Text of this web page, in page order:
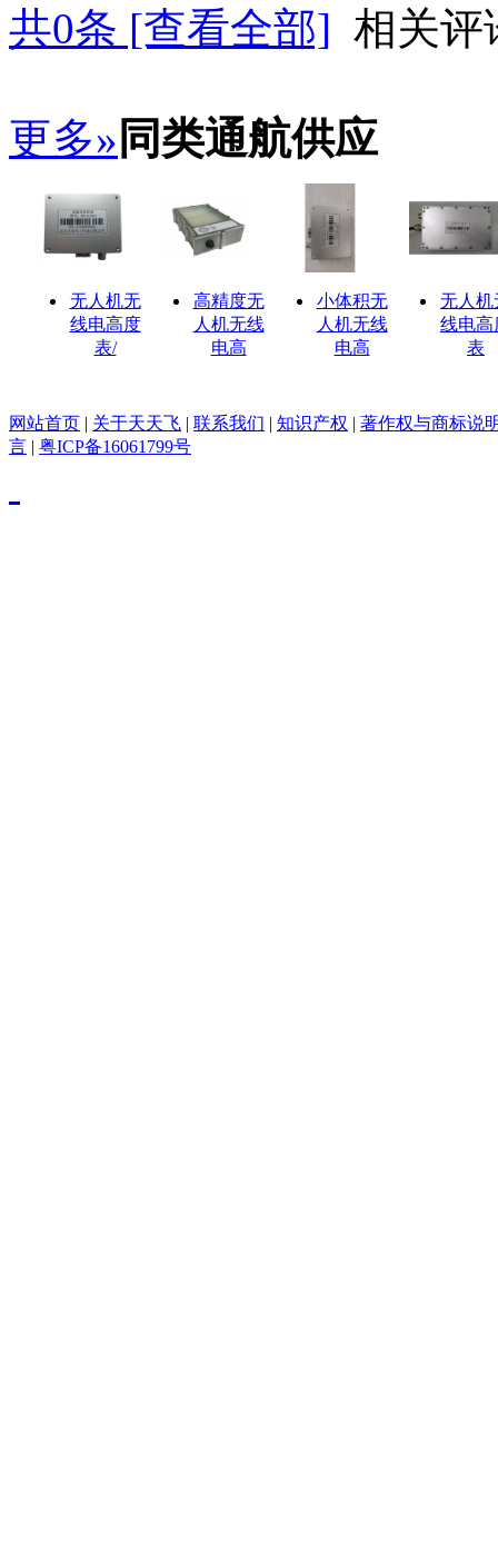
共0条 [查看全部] 相关评
更多» 同类通航供应
无人机无
线电高度
表/
高精度无
人机无线
电高
小体积无
人机无线
电高
无人机
线电高
表
网站首页 | 关于天天飞 | 联系我们 | 知识产权 | 著作权与商标说
言 | 粤ICP备16061799号